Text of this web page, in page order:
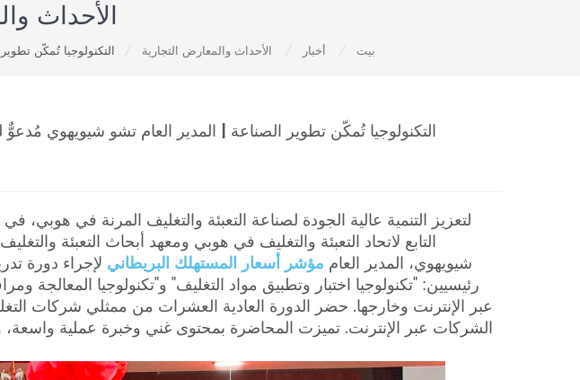
الأحداث
بيت أخبار الأحداث والمعارض التجارية التكنولوجيا تُمكّن
التكنولوجيا تُمكّن تطوير الصناعة | المدير العام تشو شيويهوي
التابع لاتحاد التعبئة والتغليف في هوبي ومعهد أبحاث التعبئة
شيويهوي، المدير العام مؤشر أسعار المستهلك البريطاني لإجراء دورة
رئيسيين: "تكنولوجيا اختبار وتطبيق مواد التغليف" و"تكنولوجيا المعالجة
عبر الإنترنت وخارجها. حضر الدورة العادية العشرات من ممثلي شركات
الشركات عبر الإنترنت. تميزت المحاضرة بمحتوى غني وخبرة عملية